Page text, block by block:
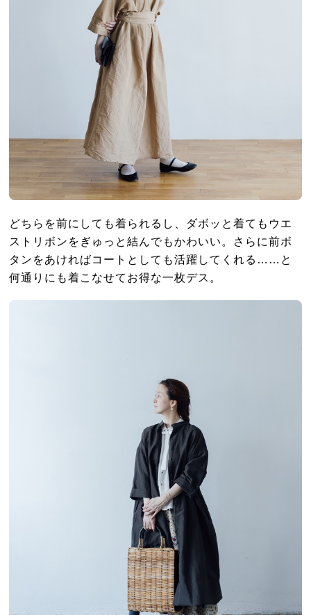
どちらを前にしても着られるし、ダボッと着てもウエ
ストリボンをぎゅっと結んでもかわいい。さらに前ボ
タンをあければコートとしても活躍してくれる……と
何通りにも着こなせてお得な一枚デス。